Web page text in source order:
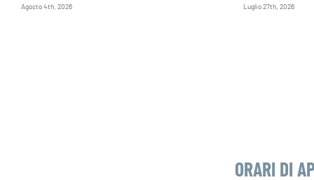
Agosto 4th, 2026 Luglio 27th, 2026
ORARI DI